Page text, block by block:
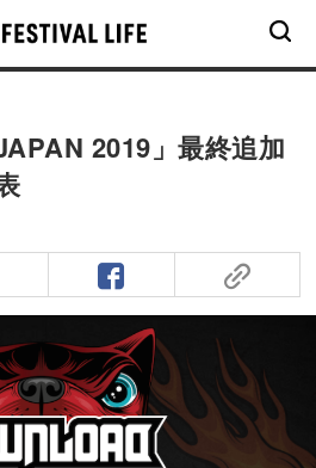
2019」最終追加